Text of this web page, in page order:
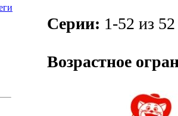
Серии: 1-52 из
Возрастное